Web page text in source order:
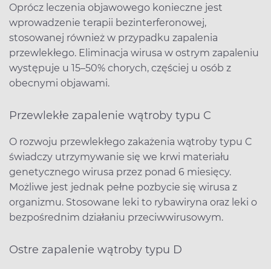
Oprócz leczenia objawowego konieczne jest
wprowadzenie terapii bezinterferonowej,
stosowanej również w przypadku zapalenia
przewlekłego. Eliminacja wirusa w ostrym zapaleniu
występuje u 15–50% chorych, częściej u osób z
obecnymi objawami.
Przewlekłe zapalenie wątroby typu C
O rozwoju przewlekłego zakażenia wątroby typu C
świadczy utrzymywanie się we krwi materiału
genetycznego wirusa przez ponad 6 miesięcy.
Możliwe jest jednak pełne pozbycie się wirusa z
organizmu. Stosowane leki to rybawiryna oraz leki o
bezpośrednim działaniu przeciwwirusowym.
Ostre zapalenie wątroby typu D